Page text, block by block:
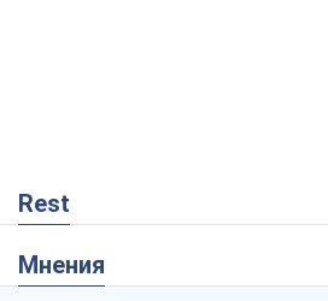
Rest
Мнения